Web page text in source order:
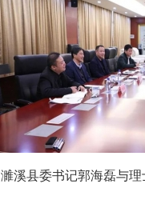
濉溪县委书记郭海磊与